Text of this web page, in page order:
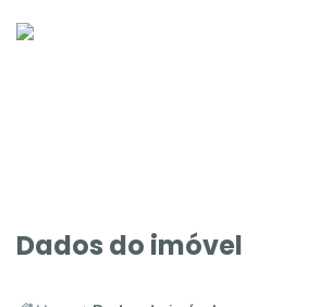
Dados do imóvel